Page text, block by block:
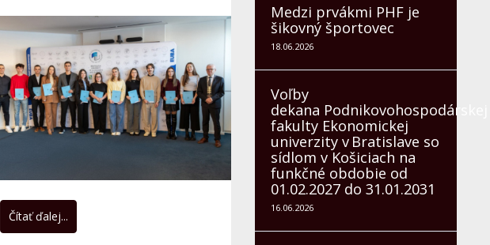
Čítať ďalej...
Medzi prvákmi PHF je
šikovný športovec
18.06.2026
Voľby
dekana Podnikovohospodárskej
fakulty Ekonomickej
univerzity v Bratislave so
sídlom v Košiciach na
funkčné obdobie od
01.02.2027 do 31.01.2031
16.06.2026